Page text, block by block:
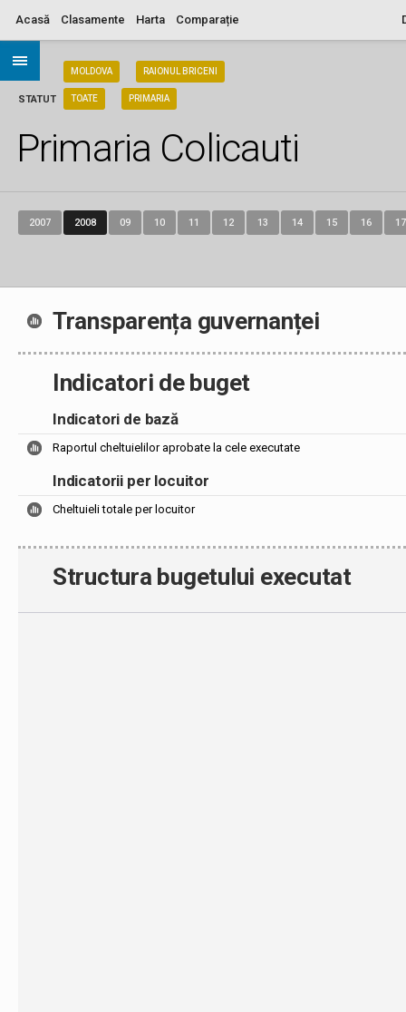
Acasă Clasamente Harta Comparație
STATUT
MOLDOVA RAIONUL BRICENI
TOATE PRIMARIA
Primaria Colicauti
2007 2008 09 10 11 12 13 14 15 16 17
Transparența guvernanței
Indicatori de buget
Indicatori de bază
Raportul cheltuielilor aprobate la cele executate
Indicatorii per locuitor
Cheltuieli totale per locuitor
Structura bugetului executat